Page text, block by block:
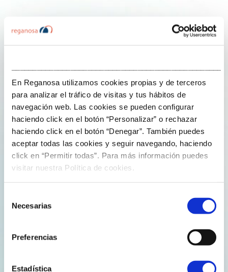
En Reganosa utilizamos cookies propias y de terceros
para analizar el tráfico de visitas y tus hábitos de
navegación web. Las cookies se pueden configurar
haciendo click en el botón “Personalizar” o rechazar
haciendo click en el botón “Denegar”. También puedes
aceptar todas las cookies y seguir navegando, haciendo
click en “Permitir todas”. Para más información puedes
visitar nuestra Política de cookies.
Necesarias
Preferencias
Estadística
Rocío Vega modera unha mesa na cuarta edición das
Este vernes, 29 de novembro, puidemos participar
nas cuartas Xornadas Puerto-Empresa da Autoridade
Portuaria de Ferrol-S...